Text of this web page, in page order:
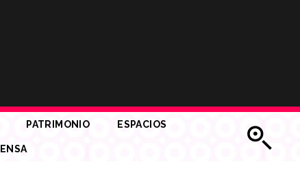
PATRIMONIO ESPACIOS